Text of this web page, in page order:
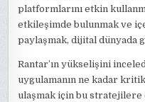
platformlarını etkin
etkileşimde bulunmak ve
paylaşmak, dijital dünyada
Rantar’ın yükselişini
uygulamanın ne kadar
ulaşmak için bu